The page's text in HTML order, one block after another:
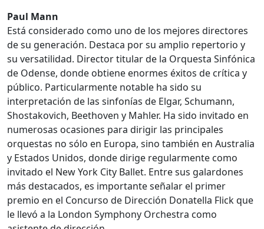
Paul Mann
Está considerado como uno de los mejores directores
de su generación. Destaca por su amplio repertorio y
su versatilidad. Director titular de la Orquesta Sinfónica
de Odense, donde obtiene enormes éxitos de crítica y
público. Particularmente notable ha sido su
interpretación de las sinfonías de Elgar, Schumann,
Shostakovich, Beethoven y Mahler. Ha sido invitado en
numerosas ocasiones para dirigir las principales
orquestas no sólo en Europa, sino también en Australia
y Estados Unidos, donde dirige regularmente como
invitado el New York City Ballet. Entre sus galardones
más destacados, es importante señalar el primer
premio en el Concurso de Dirección Donatella Flick que
le llevó a la London Symphony Orchestra como